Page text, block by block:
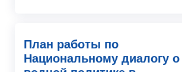
План работы по
Национальному диалогу о